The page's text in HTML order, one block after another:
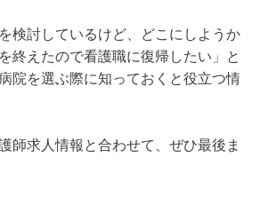
検討しているけど、どこにしようか
終えたので看護職に復帰したい」と
院を選ぶ際に知っておくと役立つ情
師求人情報と合わせて、ぜひ最後ま